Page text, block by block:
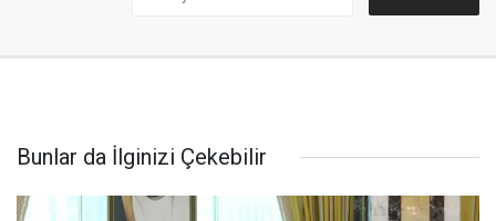
Bunlar da İlginizi Çekebilir